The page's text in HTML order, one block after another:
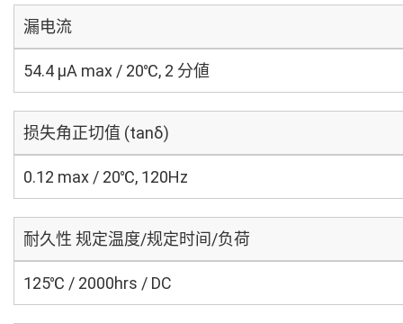
漏电流
54.4 μA max / 20℃, 2 分値
损失角正切值 (tanδ)
0.12 max / 20℃, 120Hz
耐久性 规定温度/规定时间/负荷
125℃ / 2000hrs / DC